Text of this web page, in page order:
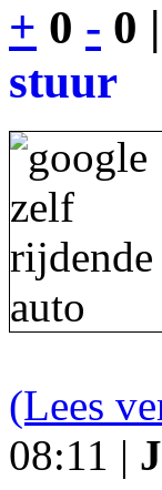
+ 0 - 0 |
stuur
(Lees
08:11 |